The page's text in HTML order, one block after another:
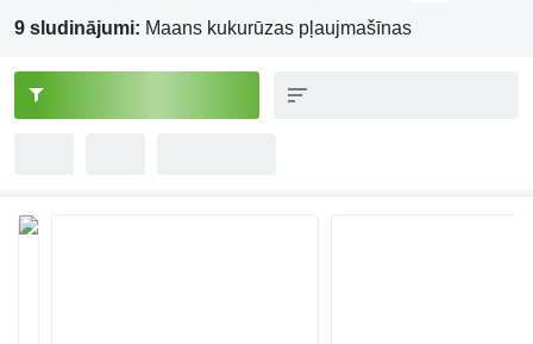
9 sludinājumi: Maans kukurūzas pļaujmašīnas